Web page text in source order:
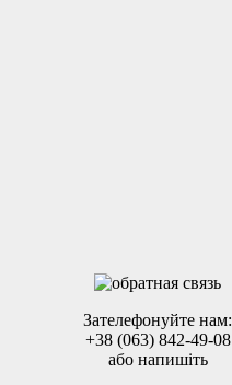
Зателефонуйте нам:
+38 (063) 842-49-08
або напишіть